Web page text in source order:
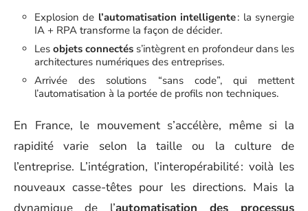
Explosion de l’automatisation intelligente: la synergie
IA + RPA transforme la façon de décider.
Les objets connectés s’intègrent en profondeur dans les
architectures numériques des entreprises.
Arrivée des solutions “sans code”, qui mettent
l’automatisation à la portée de profils non techniques.
En France, le mouvement s’accélère, même si la
rapidité varie selon la taille ou la culture de
l’entreprise. L’intégration, l’interopérabilité : voilà les
nouveaux casse-têtes pour les directions. Mais la